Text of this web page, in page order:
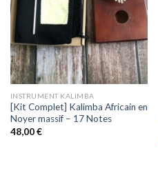
INSTRUMENT KALIMBA
[Kit Complet] Kalimba Africain en
Noyer massif – 17 Notes
48,00€